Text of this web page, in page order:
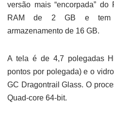
versão mais “encorpada”
RAM de 2 GB e tem
armazenamento de 16 GB.
A tela é de 4,7 polegadas
pontos por polegada) e o
GC Dragontrail Glass. O
Quad-core 64-bit.